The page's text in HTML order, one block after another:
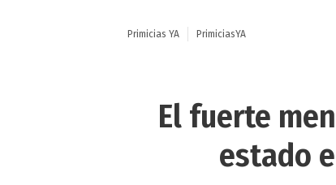
Primicias YA PrimiciasYA
El fuerte
estado